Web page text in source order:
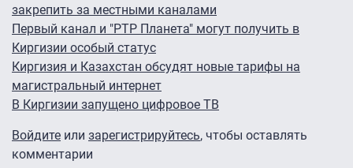
закрепить за местными каналами
Первый канал и "РТР Планета" могут получить в
Киргизии особый статус
Киргизия и Казахстан обсудят новые тарифы на
магистральный интернет
В Киргизии запущено цифровое ТВ
Войдите или зарегистрируйтесь, чтобы оставлять
комментарии